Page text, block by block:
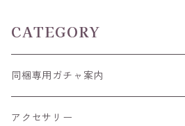
CATEGORY
同梱専用ガチャ案内
アクセサリー